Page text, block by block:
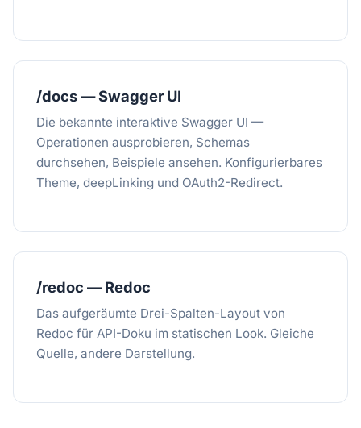
/docs — Swagger UI
Die bekannte interaktive Swagger UI —
Operationen ausprobieren, Schemas
durchsehen, Beispiele ansehen. Konfigurierbares
Theme, deepLinking und OAuth2-Redirect.
/redoc — Redoc
Das aufgeräumte Drei-Spalten-Layout von
Redoc für API-Doku im statischen Look. Gleiche
Quelle, andere Darstellung.